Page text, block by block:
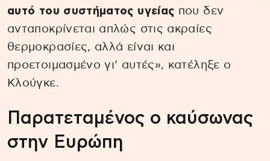
αυτό του συστήματος υγείας που δεν
ανταποκρίνεται απλώς στις ακραίες
θερμοκρασίες, αλλά είναι και
προετοιμασμένο γι’ αυτές», κατέληξε ο
Κλούγκε.
Παρατεταμένος ο καύσωνας
στην Ευρώπη